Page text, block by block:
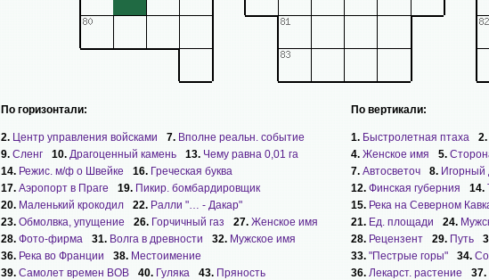
По горизонтали:
2. Центр управления войсками 7. Вполне реальн. событие
9. Сленг 10. Драгоценный камень 13. Чему равна 0,01 га
14. Режис. м/ф о Швейке 16. Греческая буква
17. Аэропорт в Праге 19. Пикир. бомбардировщик
20. Маленький крокодил 22. Ралли "… - Дакар"
23. Обмолвка, упущение 26. Горчичный газ 27. Женское имя
28. Фото-фирма 31. Волга в древности 32. Мужское имя
36. Река во Франции 38. Местоимение
39. Самолет времен ВОВ 40. Гуляка 43. Пряность
По вертикали:
1. Быстролетная птаха 2.
4. Женское имя 5.
7. Автосветоч 8. Игорный
12. Финская губерния 14.
15. Река на Северном
21. Ед. площади 24.
28. Рецензент 29. Путь
33. "Пестрые горы" 34.
36. Лекарст. растение 37.